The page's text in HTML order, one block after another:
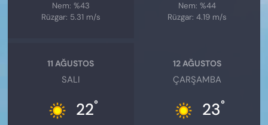
Nem: %43
Rüzgar: 5.31 m/s
Nem: %44
Rüzgar: 4.19 m/s
11 AĞUSTOS
SALI
22°
12 AĞUSTOS
ÇARŞAMBA
23°